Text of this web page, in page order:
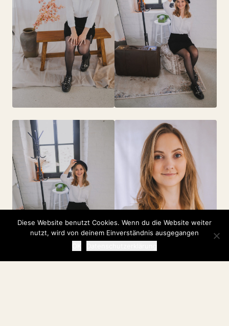
Diese Website benutzt Cookies. Wenn du die Website weiter
nutzt, wird von deinem Einverständnis ausgegangen